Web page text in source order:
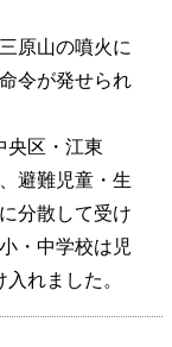
原山の噴火に
令が発せられ
央区・江東
避難児童・生
分散して受け
・中学校は児
れました。